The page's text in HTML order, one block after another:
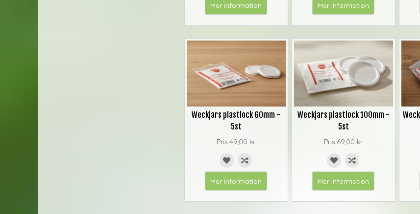
Mer information Mer information
Weckjars plastlock 60mm -
5st
Pris 49,00 kr
Mer information
Weckjars plastlock 100mm -
5st
Pris 69,00 kr
Mer information